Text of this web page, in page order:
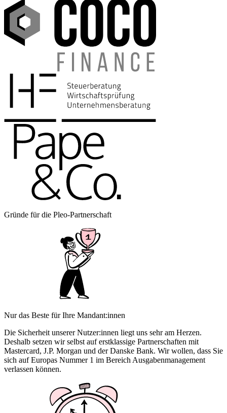
Gründe für die Pleo-Partnerschaft
Nur das Beste für Ihre Mandant:innen
Die Sicherheit unserer Nutzer:innen liegt uns sehr am Herzen.
Deshalb setzen wir selbst auf erstklassige Partnerschaften mit
Mastercard, J.P. Morgan und der Danske Bank. Wir wollen, dass Sie
sich auf Europas Nummer 1 im Bereich Ausgabenmanagement
verlassen können.